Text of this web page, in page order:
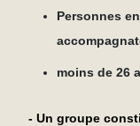
Personnes
moins de 26
- Un groupe